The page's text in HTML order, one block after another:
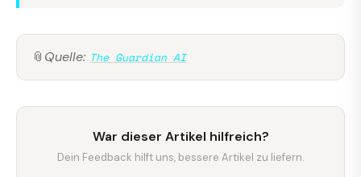
📎 Quelle: The Guardian AI
War dieser Artikel hilfreich?
Dein Feedback hilft uns, bessere Artikel zu liefern.